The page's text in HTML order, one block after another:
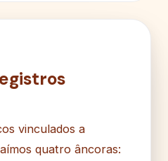
vinculados a
quatro âncoras: